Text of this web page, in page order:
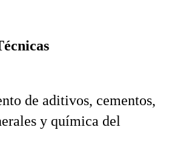
de aditivos, cementos,
y química del